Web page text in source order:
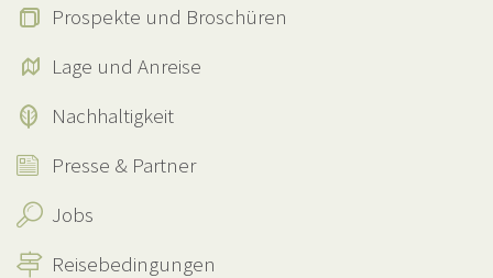
Prospekte und Broschüren
Lage und Anreise
Nachhaltigkeit
Presse & Partner
Jobs
Reisebedingungen